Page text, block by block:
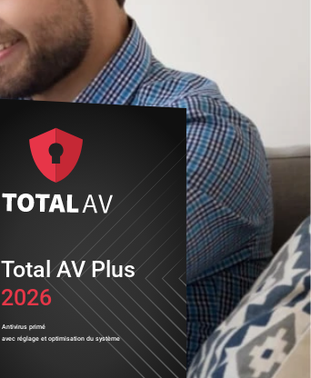
2026
Antivirus primé
avec réglage et optimisation du système
Total AV Plus